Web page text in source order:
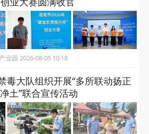
诸城市人力资源服务产业园 2026-08-05 10:18
毒大队组织开展“多所联动扬正
土”联合宣传活动